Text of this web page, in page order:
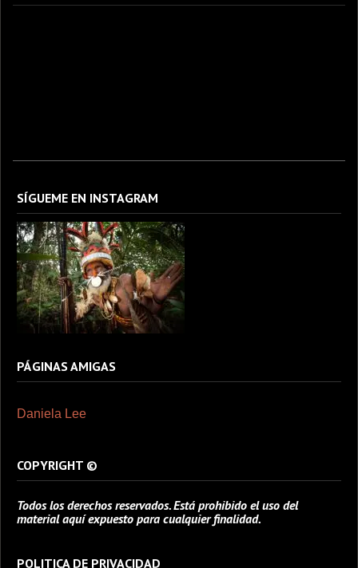
SÍGUEME EN INSTAGRAM
PÁGINAS AMIGAS
Daniela Lee
COPYRIGHT ©
Todos los derechos reservados. Está prohibido el uso del
material aquí expuesto para cualquier finalidad.
POLITICA DE PRIVACIDAD